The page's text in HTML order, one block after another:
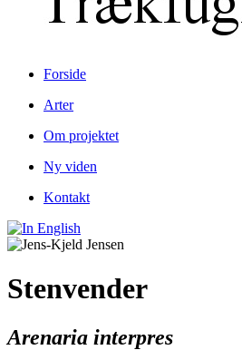
Forside
Arter
Om projektet
Ny viden
Kontakt
Stenvender
Arenaria interpres